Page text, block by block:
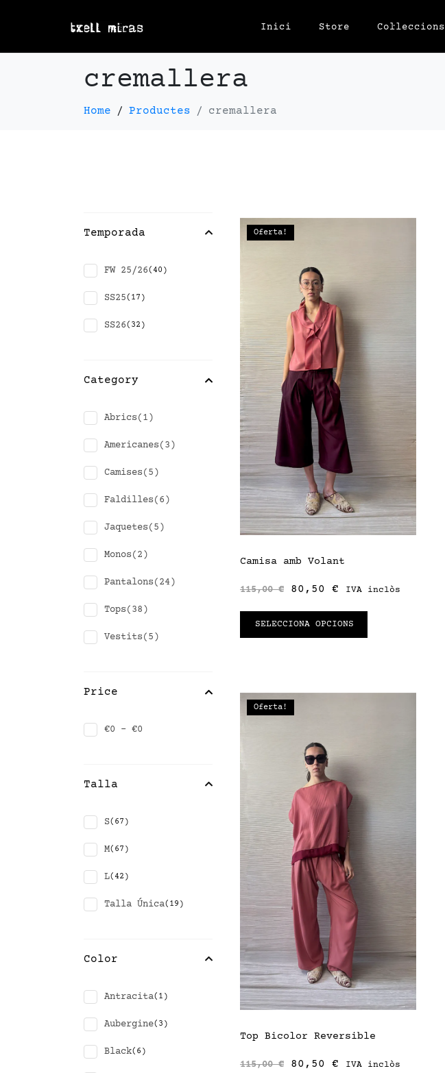
Inici Store Col·leccions
cremallera
Home Productes cremallera
Temporada
FW 25/26(40)
SS25(17)
SS26(32)
Category
Abrics(1)
Americanes(3)
Camises(5)
Faldilles(6)
Jaquetes(5)
Monos(2)
Pantalons(24)
Tops(38)
Vestits(5)
Price
€0 - €0
Talla
S(67)
M(67)
L(42)
Talla Única(19)
Color
Antracita(1)
Aubergine(3)
Black(6)
Oferta!
Camisa amb Volant
115,00€ 80,50 € IVA inclòs
SELECCIONA OPCIONS
Oferta!
Top Bicolor Reversible
115,00€ 80,50 € IVA inclòs